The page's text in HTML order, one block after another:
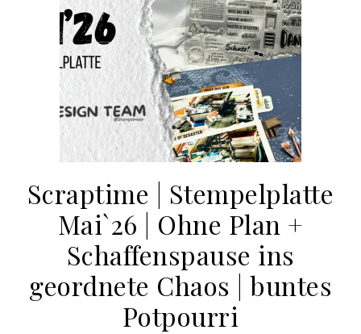
Scraptime | Stempelplatte
Mai`26 | Ohne Plan +
Schaffenspause ins
geordnete Chaos | buntes
Potpourri